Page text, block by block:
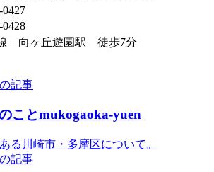
0427
0428
向ヶ丘遊園駅 徒歩7分
ことmukogaoka-yuen
る川崎市・多摩区について。